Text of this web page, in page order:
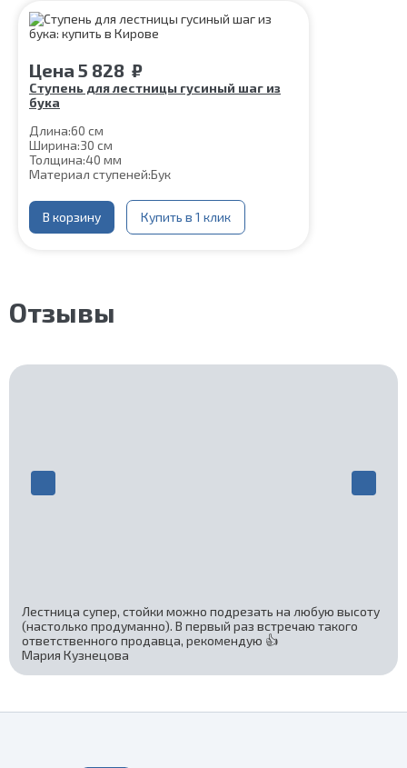
Цена 5 828 ₽
Ступень для лестницы гусиный шаг из
бука
Длина:60 см
Ширина:30 см
Толщина:40 мм
Материал ступеней:Бук
В корзину Купить в 1 клик
Отзывы
Лестница супер, стойки можно подрезать на любую высоту
(настолько продуманно). В первый раз встречаю такого
ответственного продавца, рекомендую 👍
Мария Кузнецова